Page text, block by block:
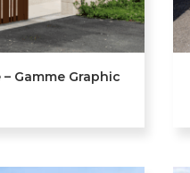
Gamme Graphic